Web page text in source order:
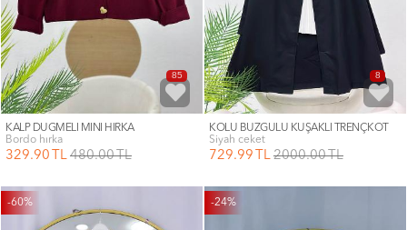
85
KALP DÜĞMELİ MİNİ HIRKA
bordo hırka
329.90 TL 480.00TL
8
KOLU BÜZGÜLÜ KUŞAKLI TRENÇKOT
siyah ceket
729.99 TL 2000.00TL
-60% -24%